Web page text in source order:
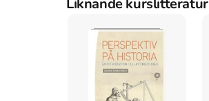
Liknande kurslitteratur